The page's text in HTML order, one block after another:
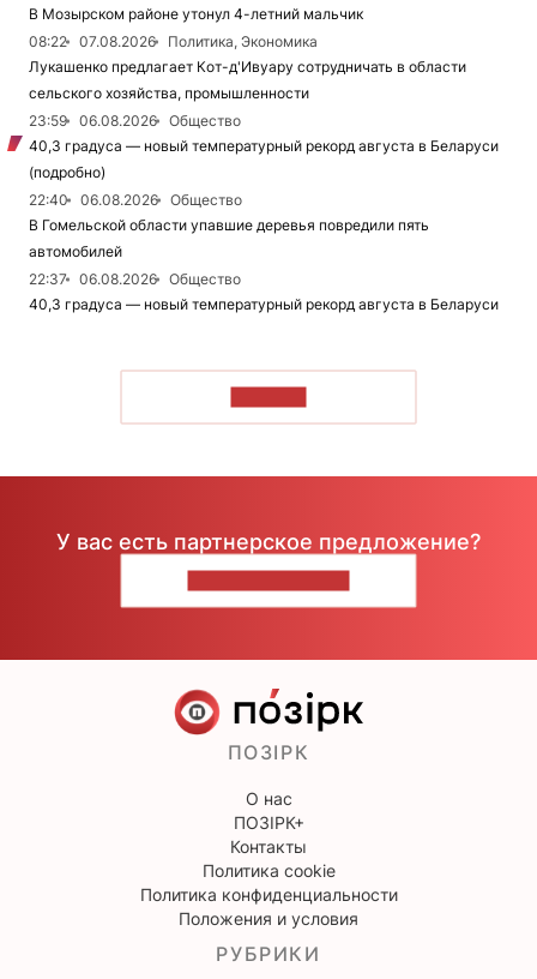
В Мозырском районе утонул 4-летний мальчик
08:22
07.08.2026
Политика, Экономика
Лукашенко предлагает Кот-д'Ивуару сотрудничать в области
сельского хозяйства, промышленности
23:59
06.08.2026
Общество
40,3 градуса — новый температурный рекорд августа в Беларуси
(подробно)
22:40
06.08.2026
Общество
В Гомельской области упавшие деревья повредили пять
автомобилей
22:37
06.08.2026
Общество
40,3 градуса — новый температурный рекорд августа в Беларуси
У вас есть партнерское предложение?
ПОЗІРК
О нас
ПОЗІРК+
Контакты
Политика cookie
Политика конфиденциальности
Положения и условия
РУБРИКИ